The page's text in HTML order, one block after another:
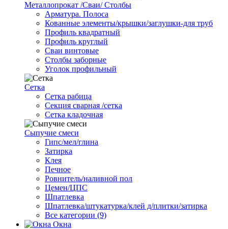
Металлопрокат /Сваи/ Столбы
Арматура. Полоса
Кованные элементы/крышки/заглушки-для труб
Профиль квадратный
Профиль круглый
Сваи винтовые
Столбы заборные
Уголок профильный
Сетка
Cетка рабица
Секция сварная /сетка
Сетка кладочная
Сыпучие смеси
Гипс/мел/глина
Затирка
Клея
Печное
Ровнитель/наливной пол
Цемен/ЦПС
Шпатлевка
Шпатлевка/штукатурка/клей д/плитки/затирка
Все категории (9)
Окна